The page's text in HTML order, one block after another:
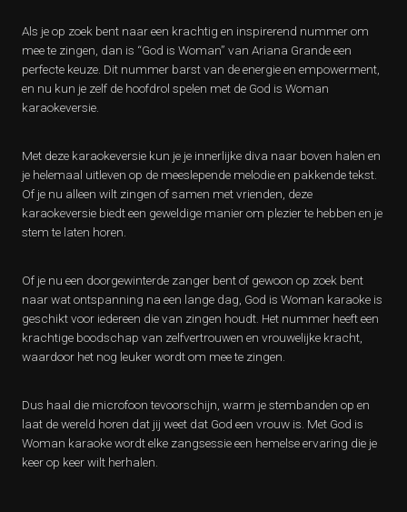
Als je op zoek bent naar een krachtig en inspirerend nummer om
mee te zingen, dan is “God is Woman” van Ariana Grande een
perfecte keuze. Dit nummer barst van de energie en empowerment,
en nu kun je zelf de hoofdrol spelen met de God is Woman
karaokeversie.
Met deze karaokeversie kun je je innerlijke diva naar boven halen en
je helemaal uitleven op de meeslepende melodie en pakkende tekst.
Of je nu alleen wilt zingen of samen met vrienden, deze
karaokeversie biedt een geweldige manier om plezier te hebben en je
stem te laten horen.
Of je nu een doorgewinterde zanger bent of gewoon op zoek bent
naar wat ontspanning na een lange dag, God is Woman karaoke is
geschikt voor iedereen die van zingen houdt. Het nummer heeft een
krachtige boodschap van zelfvertrouwen en vrouwelijke kracht,
waardoor het nog leuker wordt om mee te zingen.
Dus haal die microfoon tevoorschijn, warm je stembanden op en
laat de wereld horen dat jij weet dat God een vrouw is. Met God is
Woman karaoke wordt elke zangsessie een hemelse ervaring die je
keer op keer wilt herhalen.